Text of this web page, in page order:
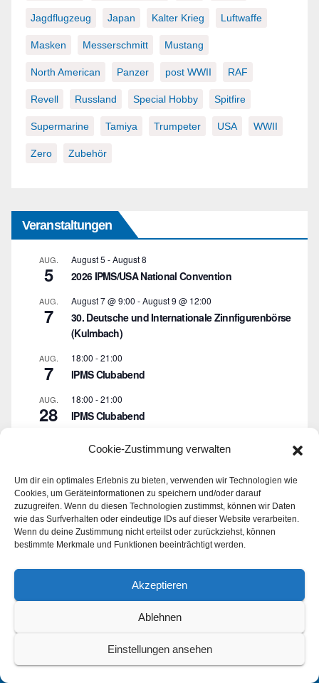
Cookie-Zustimmung verwalten
Um dir ein optimales Erlebnis zu bieten, verwenden wir Technologien wie
Cookies, um Geräteinformationen zu speichern und/oder darauf
zuzugreifen. Wenn du diesen Technologien zustimmst, können wir Daten
wie das Surfverhalten oder eindeutige IDs auf dieser Website verarbeiten.
Wenn du deine Zustimmung nicht erteilst oder zurückziehst, können
bestimmte Merkmale und Funktionen beeinträchtigt werden.
Akzeptieren
Ablehnen
Einstellungen ansehen
Jagdflugzeug Japan Kalter Krieg Luftwaffe
Masken Messerschmitt Mustang
North American Panzer post WWII RAF
Revell Russland Special Hobby Spitfire
Supermarine Tamiya Trumpeter USA WWII
Zero Zubehör
Veranstaltungen
AUG.
5
August 5 -August 8
2026 IPMS/USA National Convention
AUG.
7
August 7 @ 9:00 -August 9 @ 12:00
30. Deutsche und Internationale Zinnfigurenbörse
(Kulmbach)
AUG.
7
18:00 -21:00
IPMS Clubabend
AUG.
28
18:00 -21:00
IPMS Clubabend
50 Jahre BMC Ausstellung im Aeronauticum
Kalender anzeigen